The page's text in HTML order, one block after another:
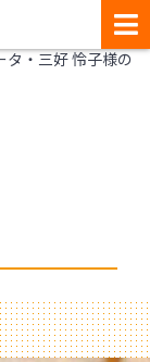
・三好 怜子様の